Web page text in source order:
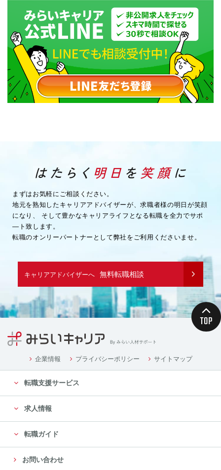
まずはお気軽にご相談ください。
地元を熟知したキャリアアドバイザーが、求職者様の明日が笑顔
になり、
そして豊かなキャリアライフとなる転職を全力でサポ
―ト致します。
転職のオンリーパートナーとして弊社をご利用くださいませ。
キャリアアドバイザーへ 無料転職相談
企業情報 プライバシーポリシー サイトマップ
転職支援サービス
求人情報
転職ガイド
お問い合わせ